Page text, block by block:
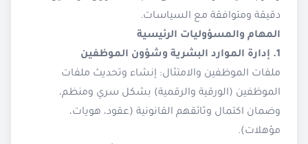
دقيقة ومتوافقة مع السياسات.
المهام والمسؤوليات الرئيسية
1. إدارة الموارد البشرية وشؤون الموظفين
ملفات الموظفين والامتثال: إنشاء وتحديث ملفات
الموظفين (الورقية والرقمية) بشكل سري ومنظم،
وضمان اكتمال وثائقهم القانونية (عقود، هويات،
مؤهلات).